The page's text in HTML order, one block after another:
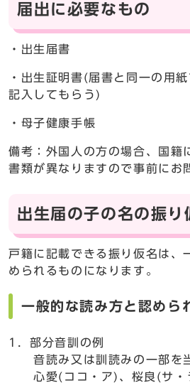
届出に必要なもの
・出生届書
・出生証明書(届書と同一の用
記入してもらう)
・母子健康手帳
備考：外国人の方の場合、国籍
書類が異なりますので事前にお
出生届の子の名の振り
戸籍に記載できる振り仮名は、
められるものになります。
一般的な読み方と認めら
1．部分音訓の例
音読み又は訓読みの一部を
心愛(ココ・ア)、桜良(サ・